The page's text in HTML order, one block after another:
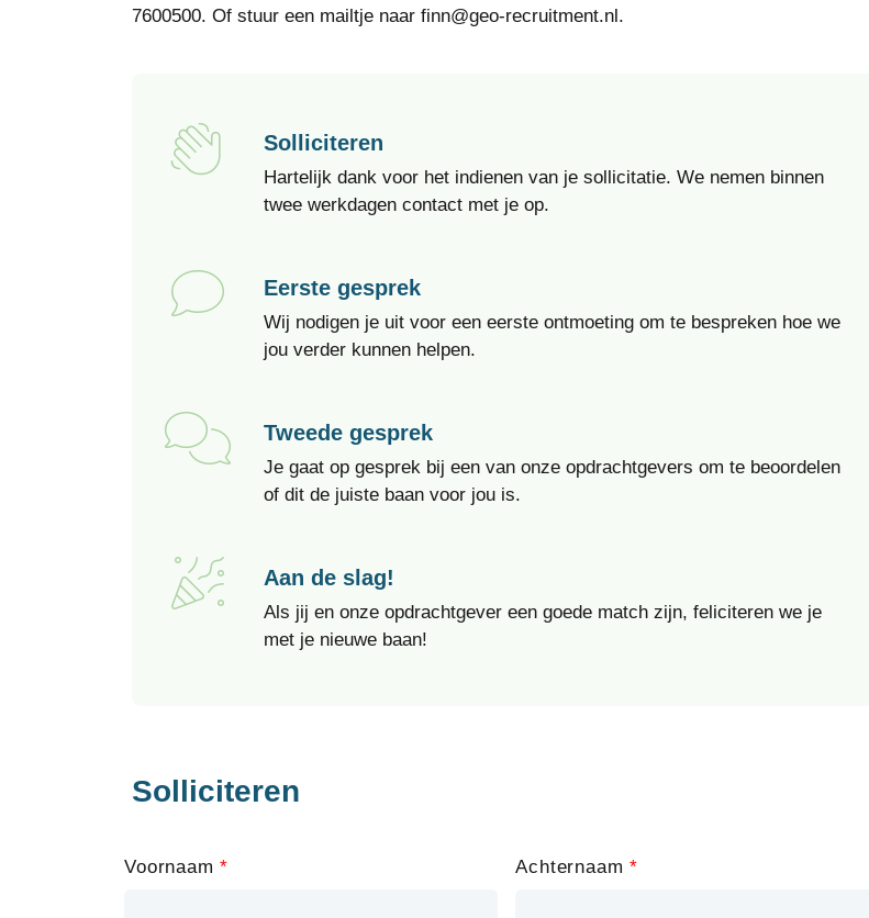
7600500. Of stuur een mailtje naar finn@geo-recruitment.nl.
Solliciteren
Hartelijk dank voor het indienen van je sollicitatie. We nemen binnen
twee werkdagen contact met je op.
Eerste gesprek
Wij nodigen je uit voor een eerste ontmoeting om te bespreken hoe we
jou verder kunnen helpen.
Tweede gesprek
Je gaat op gesprek bij een van onze opdrachtgevers om te beoordelen
of dit de juiste baan voor jou is.
Aan de slag!
Als jij en onze opdrachtgever een goede match zijn, feliciteren we je
met je nieuwe baan!
Solliciteren
this
Voornaam Achternaam